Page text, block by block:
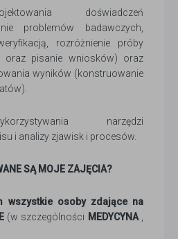
doświadczeń
problemów badawczych,
rozróżnienie próby
oraz pisanie wniosków) oraz
wyników (konstruowanie
narzędzi
i analizy zjawisk i procesów.
SĄ MOJE ZAJĘCIA?
wszystkie osoby zdające na
(w szczególności MEDYCYNA,